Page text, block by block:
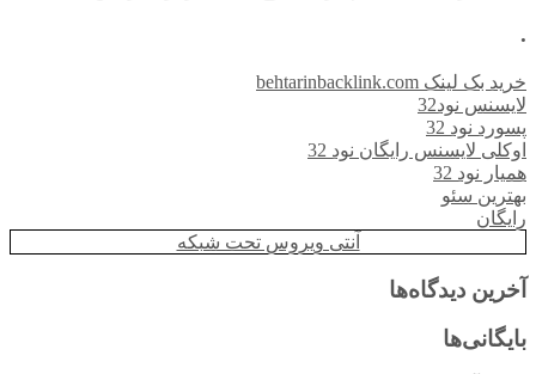
.
خرید بک لینک behtarinbacklink.com
لایسنس نود32
پسورد نود 32
اوکلی لایسنس رایگان نود 32
همیار نود 32
بهترین سئو
رایگان
آنتی ویروس تحت شبکه
آخرین دیدگاه‌ها
بایگانی‌ها